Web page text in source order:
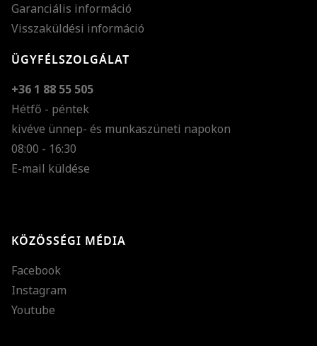
Garanciális információ
Visszaküldési információ
ÜGYFÉLSZOLGÁLAT
+36 1 88 55 505
Hétfő - péntek
kivéve ünnep- és munkaszüneti napokon
08:00 - 16:30
E-mail küldése
KÖZÖSSÉGI MÉDIA
Facebook
Instagram
Youtube